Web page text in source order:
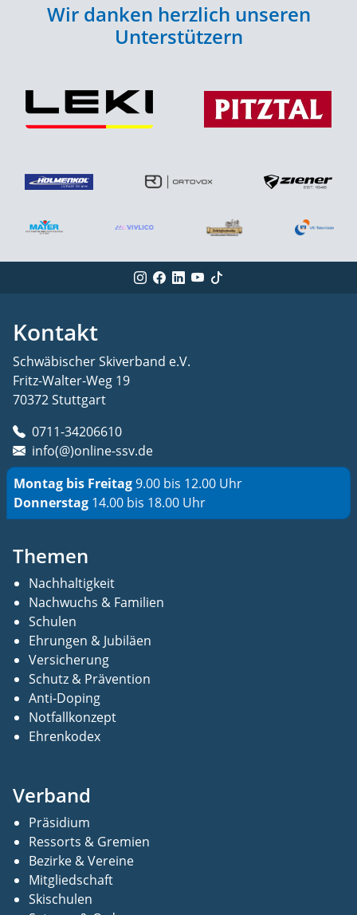
Wir danken herzlich unseren
Unterstützern
Kontakt
Schwäbischer Skiverband e.V.
Fritz-Walter-Weg 19
70372 Stuttgart
0711-34206610
info(@)online-ssv.de
Montag bis Freitag9.00 bis 12.00 Uhr
Donnerstag 14.00 bis 18.00 Uhr
Themen
Nachhaltigkeit
Nachwuchs & Familien
Schulen
Ehrungen & Jubiläen
Versicherung
Schutz & Prävention
Anti-Doping
Notfallkonzept
Ehrenkodex
Verband
Präsidium
Ressorts & Gremien
Bezirke & Vereine
Mitgliedschaft
Skischulen